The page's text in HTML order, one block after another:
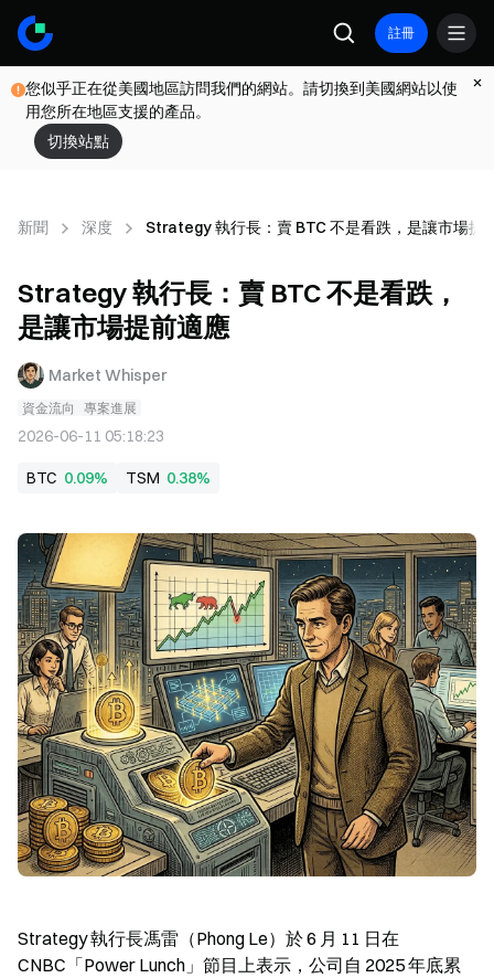
註冊
您似乎正在從美國地區訪問我們的網站。請切換到美國網站以使
用您所在地區支援的產品。
切換站點
新聞 深度 Strategy 執行長：賣 BTC 不是看跌，是讓市場提
Strategy 執行長：賣 BTC 不是看跌，
是讓市場提前適應
Market Whisper
資金流向 專案進展
2026-06-11 05:18:23
BTC 0.09% TSM 0.38%
Strategy 執行長馮雷（Phong Le）於 6 月 11 日在
CNBC「Power Lunch」節目上表示，公司自 2025 年底累